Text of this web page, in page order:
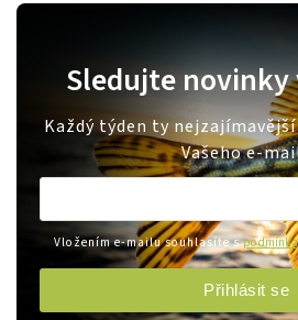
Sledujte novinky
Každý týden ty
Vašeho e-
Vložením e-mailu souhlasíte s
Přihlásit se